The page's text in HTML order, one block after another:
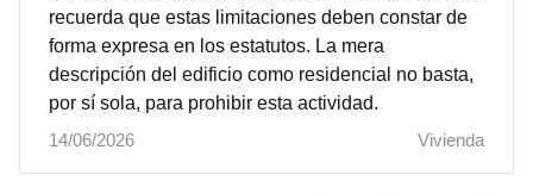
recuerda que estas limitaciones deben constar de
forma expresa en los estatutos. La mera
descripción del edificio como residencial no basta,
por sí sola, para prohibir esta actividad.
14/06/2026
Vivienda